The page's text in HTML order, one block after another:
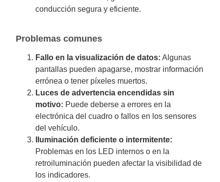
conducción segura y eficiente.
Problemas comunes
Fallo en la visualización de datos: Algunas
pantallas pueden apagarse, mostrar información
errónea o tener píxeles muertos.
Luces de advertencia encendidas sin
motivo: Puede deberse a errores en la
electrónica del cuadro o fallos en los sensores
del vehículo.
Iluminación deficiente o intermitente:
Problemas en los LED internos o en la
retroiluminación pueden afectar la visibilidad de
los indicadores.